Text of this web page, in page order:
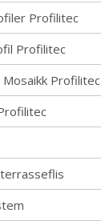
Profilitec
Profilitec
Profilitec